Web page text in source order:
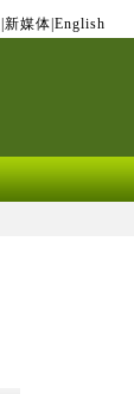
新媒体 English